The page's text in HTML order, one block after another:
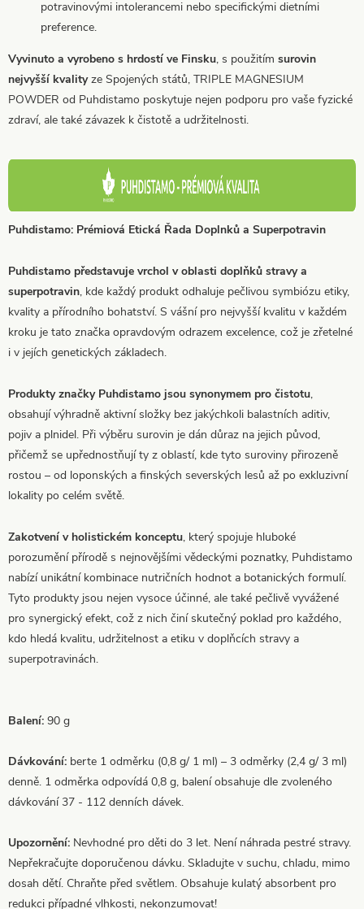
potravinovými intolerancemi nebo specifickými dietními
preference.
Vyvinuto a vyrobeno s hrdostí ve Finsku, s použitím surovin
nejvyšší kvalityze Spojených států, TRIPLE MAGNESIUM
POWDER od Puhdistamo poskytuje nejen podporu pro vaše fyzické
zdraví, ale také závazek k čistotě a udržitelnosti.
Puhdistamo: Prémiová Etická Řada Doplnků a Superpotravin
Puhdistamo představuje vrchol v oblasti doplňků stravy a
superpotravin, kde každý produkt odhaluje pečlivou symbiózu etiky,
kvality a přírodního bohatství. S vášní pro nejvyšší kvalitu v každém
kroku je tato značka opravdovým odrazem excelence, což je zřetelné
i v jejích genetických základech.
Produkty značky Puhdistamo jsou synonymem pro čistotu,
obsahují výhradně aktivní složky bez jakýchkoli balastních aditiv,
pojiv a plnidel. Při výběru surovin je dán důraz na jejich původ,
přičemž se upřednostňují ty z oblastí, kde tyto suroviny přirozeně
rostou – od loponských a finských severských lesů až po exkluzivní
lokality po celém světě.
Zakotvení v holistickém konceptu, který spojuje hluboké
porozumění přírodě s nejnovějšími vědeckými poznatky, Puhdistamo
nabízí unikátní kombinace nutričních hodnot a botanických formulí.
Tyto produkty jsou nejen vysoce účinné, ale také pečlivě vyvážené
pro synergický efekt, což z nich činí skutečný poklad pro každého,
kdo hledá kvalitu, udržitelnost a etiku v doplňcích stravy a
superpotravinách.
Balení: 90 g
Dávkování: berte 1 odměrku (0,8 g/ 1 ml) – 3 odměrky (2,4 g/ 3 ml)
denně. 1 odměrka odpovídá 0,8 g, balení obsahuje dle zvoleného
dávkování 37 - 112 denních dávek.
Upozornění: Nevhodné pro děti do 3 let. Není náhrada pestré stravy.
Nepřekračujte doporučenou dávku. Skladujte v suchu, chladu, mimo
dosah dětí. Chraňte před světlem. Obsahuje kulatý absorbent pro
redukci případné vlhkosti, nekonzumovat!